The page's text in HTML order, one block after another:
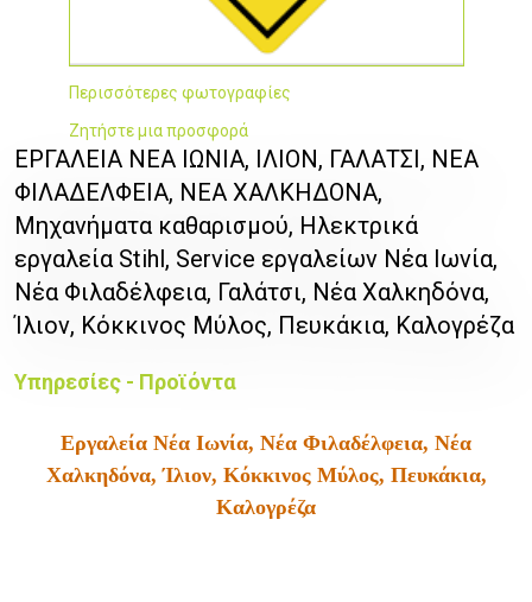
Περισσότερες φωτογραφίες
Ζητήστε μια προσφορά
ΕΡΓΑΛΕΙΑ ΝΕΑ ΙΩΝΙΑ, ΙΛΙΟΝ, ΓΑΛΑΤΣΙ, ΝΕΑ
ΦΙΛΑΔΕΛΦΕΙΑ, ΝΕΑ ΧΑΛΚΗΔΟΝΑ,
Μηχανήματα καθαρισμού, Ηλεκτρικά
εργαλεία Stihl, Service εργαλείων Νέα Ιωνία,
Νέα Φιλαδέλφεια, Γαλάτσι, Νέα Χαλκηδόνα,
Ίλιον, Κόκκινος Μύλος, Πευκάκια, Καλογρέζα
Υπηρεσίες - Προϊόντα
Εργαλεία Νέα Ιωνία, Νέα Φιλαδέλφεια, Νέα
Χαλκηδόνα, Ίλιον, Κόκκινος Μύλος, Πευκάκια,
Καλογρέζα